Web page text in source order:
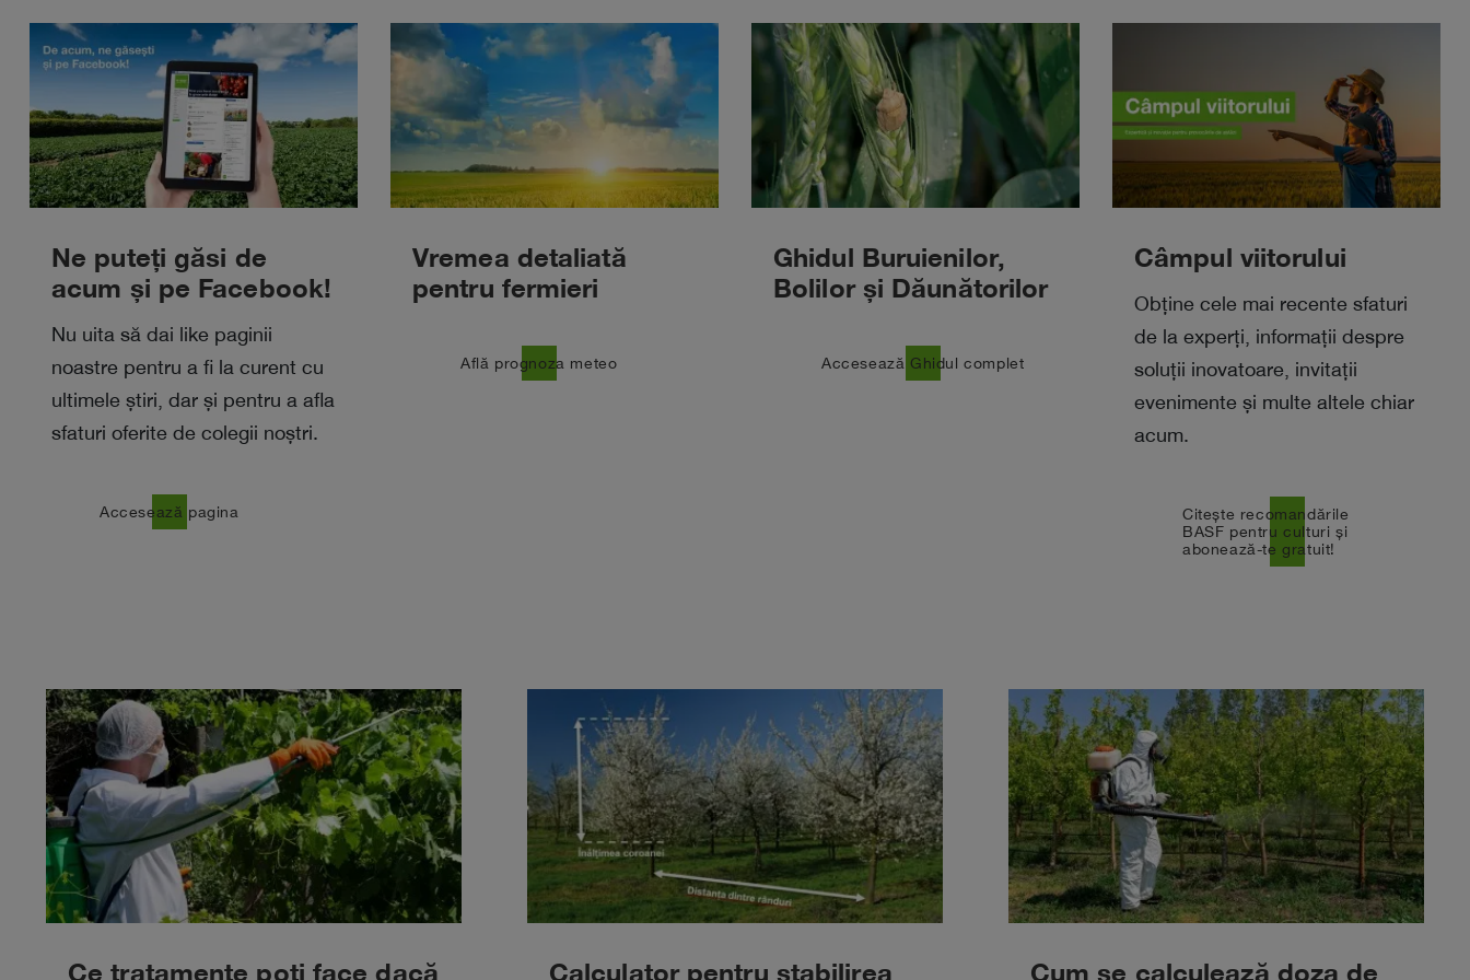
Ne puteți găsi de
acum și pe Facebook!
Nu uita să dai like paginii
noastre pentru a fi la curent cu
ultimele știri, dar și pentru a afla
sfaturi oferite de colegii noștri.
Accesează pagina
Vremea detaliată
pentru fermieri
Află prognoza meteo
Ghidul Buruienilor,
Bolilor și Dăunătorilor
Accesează Ghidul complet
Câmpul viitorului
Obține cele mai recente sfaturi
de la experți, informații despre
soluții inovatoare, invitații
evenimente și multe altele chiar
acum.
Citește recomandările
BASF pentru culturi și
abonează-te gratuit!
Ce tratamente poți face dacă Calculator pentru stabilirea Cum se calculează doza de